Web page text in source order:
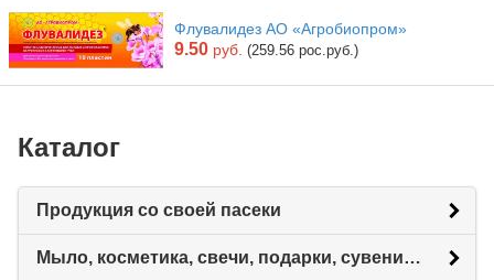
Флувалидез АО «Агробиопром»
9.50 руб. (259.56 рос.руб.)
Каталог
Продукция со своей пасеки
Мыло, косметика, свечи, подарки, сувениры.